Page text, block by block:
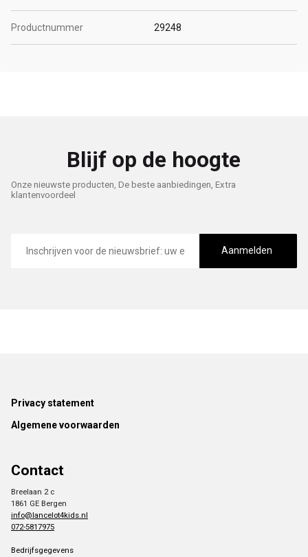
Productnummer 29248
Blijf op de hoogte
Onze nieuwste producten, De beste aanbiedingen, Extra
klantenvoordeel
mailadres
Aanmelden
Footer
Privacy statement
Algemene voorwaarden
Contact
Breelaan 2 c
1861 GE Bergen
info@lancelot4kids.nl
072-5817975
Bedrijfsgegevens